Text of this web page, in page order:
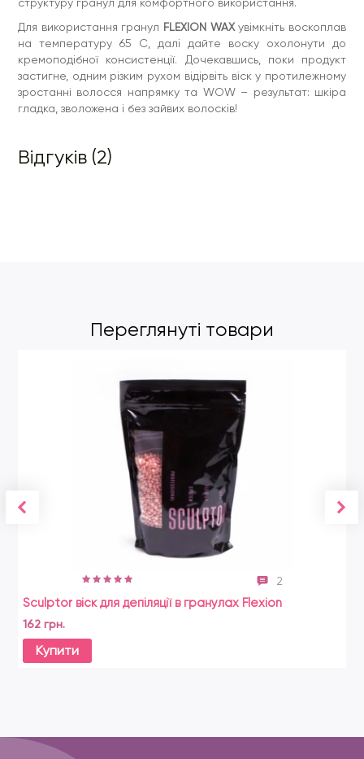
Для використання гранул FLEXION WAXувімкніть воскоплав
на температуру 65 С, далі дайте воску охолонути до
кремоподібної консистенції. Дочекавшись, поки продукт
застигне, одним різким рухом відірвіть віск у протилежному
зростанні волосся напрямку та WOW – результат: шкіра
гладка, зволожена і без зайвих волосків!
Відгуків (2)
Переглянуті товари
2
Sculptor віск для депіляції в гранулах Flexion
162 грн.
Купити